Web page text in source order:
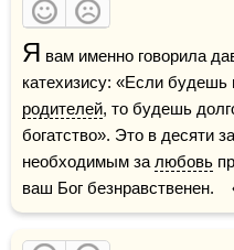
Я вам именно говорила
родителей, то будешь
богатство». Это в десяти
необходимым за любовь
ваш Бог безнравственен.